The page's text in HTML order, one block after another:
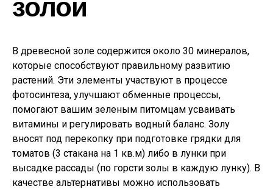
В древесной золе содержится около 30 минералов,
которые способствуют правильному развитию
растений. Эти элементы участвуют в процессе
фотосинтеза, улучшают обменные процессы,
помогают вашим зеленым питомцам усваивать
витамины и регулировать водный баланс. Золу
вносят под перекопку при подготовке грядки для
томатов (3 стакана на 1 кв.м) либо в лунки при
высадке рассады (по горсти золы в каждую лунку). В
качестве альтернативы можно использовать